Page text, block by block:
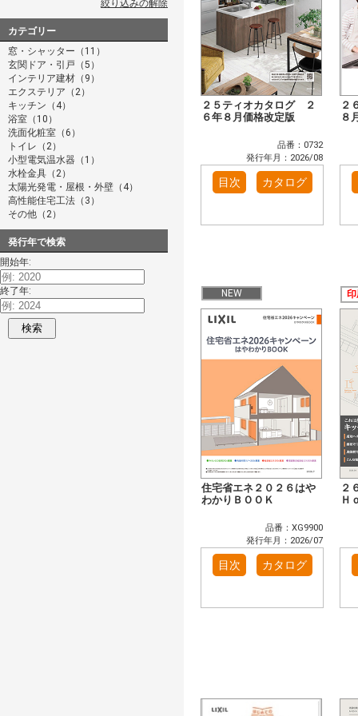
絞り込みの解除
カテゴリー
窓・シャッター（11）
玄関ドア・引戸（5）
インテリア建材（9）
エクステリア（2）
キッチン（4）
浴室（10）
洗面化粧室（6）
トイレ（2）
小型電気温水器（1）
水栓金具（2）
太陽光発電・屋根・外壁（4）
高性能住宅工法（3）
その他（2）
発行年で検索
開始年:
終了年:
検索
２５ティオカタログ ２
６年８月価格改定版
品番：0732
発行年月：2026/08
目次 カタログ
２
８
NEW
住宅省エネ２０２６はや
わかりＢＯＯＫ
品番：XG9900
発行年月：2026/07
目次 カタログ
２
Ｈ